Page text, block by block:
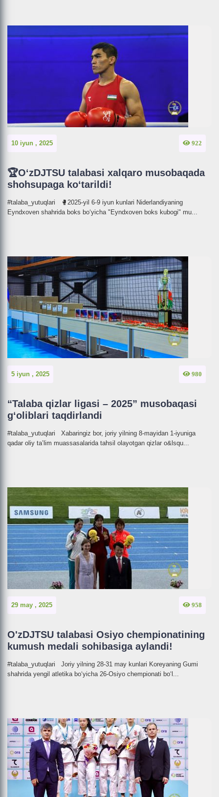
10 iyun , 2025 922
🏆O‘zDJTSU talabasi xalqaro musobaqada
shohsupaga ko‘tarildi!
#talaba_yutuqlari 🥊2025-yil 6-9 iyun kunlari Niderlandiyaning
Eyndxoven shahrida boks bo‘yicha "Eyndxoven boks kubogi" mu...
5 iyun , 2025 980
“Talaba qizlar ligasi – 2025” musobaqasi
g‘oliblari taqdirlandi
#talaba_yutuqlari Xabaringiz bor, joriy yilning 8-mayidan 1-iyuniga
qadar oliy ta’lim muassasalarida tahsil olayotgan qizlar o&lsqu...
29 may , 2025 958
O'zDJTSU talabasi Osiyo chempionatining
kumush medali sohibasiga aylandi!
#talaba_yutuqlari Joriy yilning 28-31 may kunlari Koreyaning Gumi
shahrida yengil atletika bo‘yicha 26-Osiyo chempionati bo‘l...